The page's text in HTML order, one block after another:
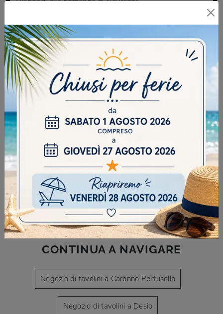
SFOGLIA I NOSTRI CATALOGHI
CONTINUA A NAVIGARE
Negozio di tavolini a Caronno Pertusella
Negozio di tavolini a Desio
INVIA